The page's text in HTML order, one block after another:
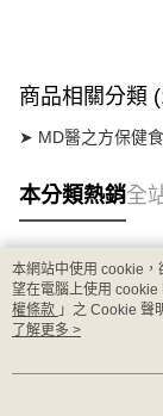
商品相關分類
➤ MD醫之方保健
本分類熱銷全
熱門標籤
本網站中使用 cookie，
望在電腦上使用
權條款 」之 Cookie 聲
用條款之 Cookie 聲明
了解更多 >